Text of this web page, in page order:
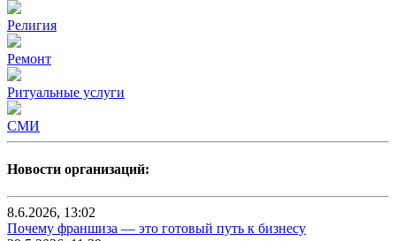
Религия
Ремонт
Ритуальные услуги
СМИ
Новости организаций:
8.6.2026, 13:02
Почему франшиза — это готовый путь к бизнесу